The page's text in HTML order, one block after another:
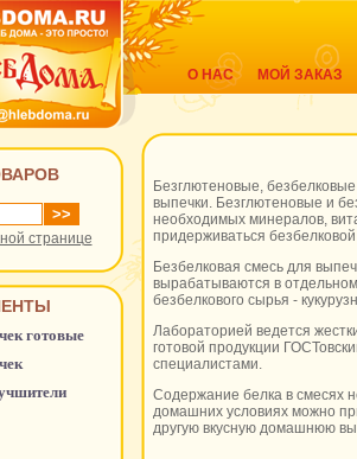
О НАС МОЙ ЗАКАЗ
странице
готовые
Безглютеновые,
выпечки. Безглютеновые и
необходимых минералов,
придерживаться
Безбелковая смесь для
вырабатываются в
безбелкового сырья -
Лабораторией ведется
готовой продукции
специалистами.
Содержание белка в смесях
домашних условиях можно
другую вкусную домашнюю